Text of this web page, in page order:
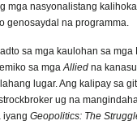
mga nasyonalistang
genosaydal na programma.
sa mga kaulohan sa mga
sa mga Allied na
lugar. Ang kalipay sa
ug na
iyang Geopolitics: The